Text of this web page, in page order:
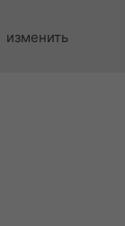
изменить